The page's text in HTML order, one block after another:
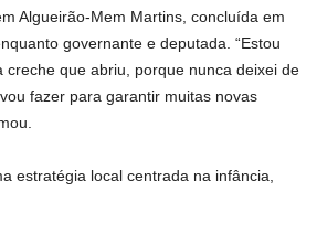
Algueirão-Mem Martins, concluída em
governante e deputada. “Estou
creche que abriu, porque nunca deixei de
fazer para garantir muitas novas
estratégia local centrada na infância,